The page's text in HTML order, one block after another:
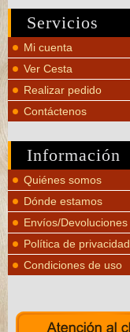
Servicios
Mi cuenta
Ver Cesta
Realizar pedido
Contáctenos
Información
Quiénes somos
Dónde estamos
Envíos/Devoluciones
Política de privacidad
Condiciones de uso